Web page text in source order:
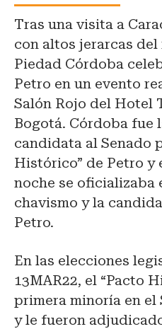
Tras una visita a
con altos jerarcas del
Piedad Córdoba
Petro en un evento
Salón Rojo del Hotel
Bogotá. Córdoba fue
candidata al Senado
Histórico” de Petro y
noche se oficializaba
chavismo y la
Petro.
En las elecciones
13MAR22, el “Pacto
primera minoría en el
y le fueron